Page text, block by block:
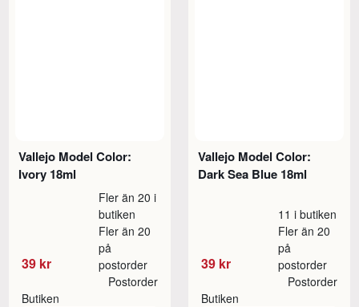
Vallejo Model Color:
Ivory 18ml
39 kr
Fler än 20 i
butiken
Fler än 20
på
postorder
Butiken
Postorder
Vallejo Model Color:
Dark Sea Blue 18ml
39 kr
11 i butiken
Fler än 20
på
postorder
Butiken
Postorder